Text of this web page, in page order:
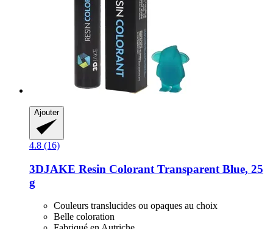
Ajouter
4.8 (16)
3DJAKE Resin Colorant Transparent Blue, 25
g
Couleurs translucides ou opaques au choix
Belle coloration